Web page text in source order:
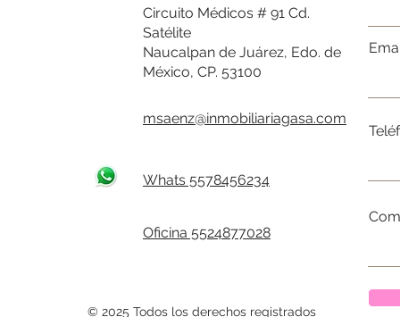
Circuito Médicos # 91 Cd.
Satélite
Naucalpan de Juárez, Edo. de
México, CP. 53100
msaenz@inmobiliariagasa.com
Whats 5578456234
Oficina 5524877028
© 2025 Todos los derechos registrados